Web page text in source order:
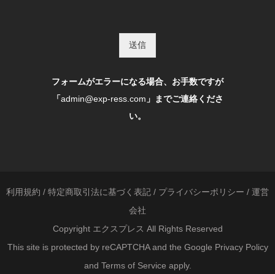
送信
フォームがエラーになる場合、お手数ですが
「admin@exp-ress.com 」までご連絡くださ
い。
利用規約 / 特定商取引法に基づく表記 / プライバシーポリシー / 運営
会社
Copyright エクスプレス All Rights Reserved
This site is protected by reCAPTCHA and the Google Privacy Policy
and Terms of Service apply.